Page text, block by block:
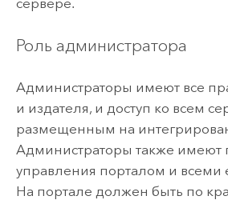
сервере.
Роль администратора
Администраторы имеют все
и издателя, и доступ ко всем
размещенным на
Администраторы также имеют
управления порталом и всеми
На портале должен быть по